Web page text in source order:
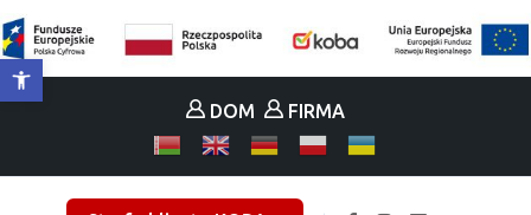
DOM FIRMA
Otwórz pasek narzędzi